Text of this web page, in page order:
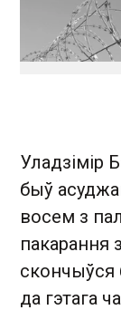
Уладзімір
быў
восем з
пакарання
скончыўся
да гэтага